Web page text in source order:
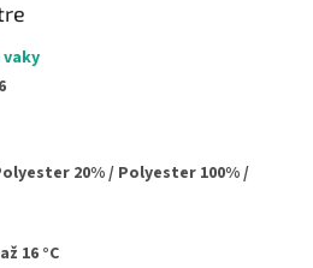
20% / Polyester 100% /
16 °C